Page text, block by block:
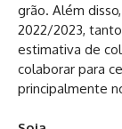
grão. Além
2022/2023,
estimativa de
colaborar para
principalmente